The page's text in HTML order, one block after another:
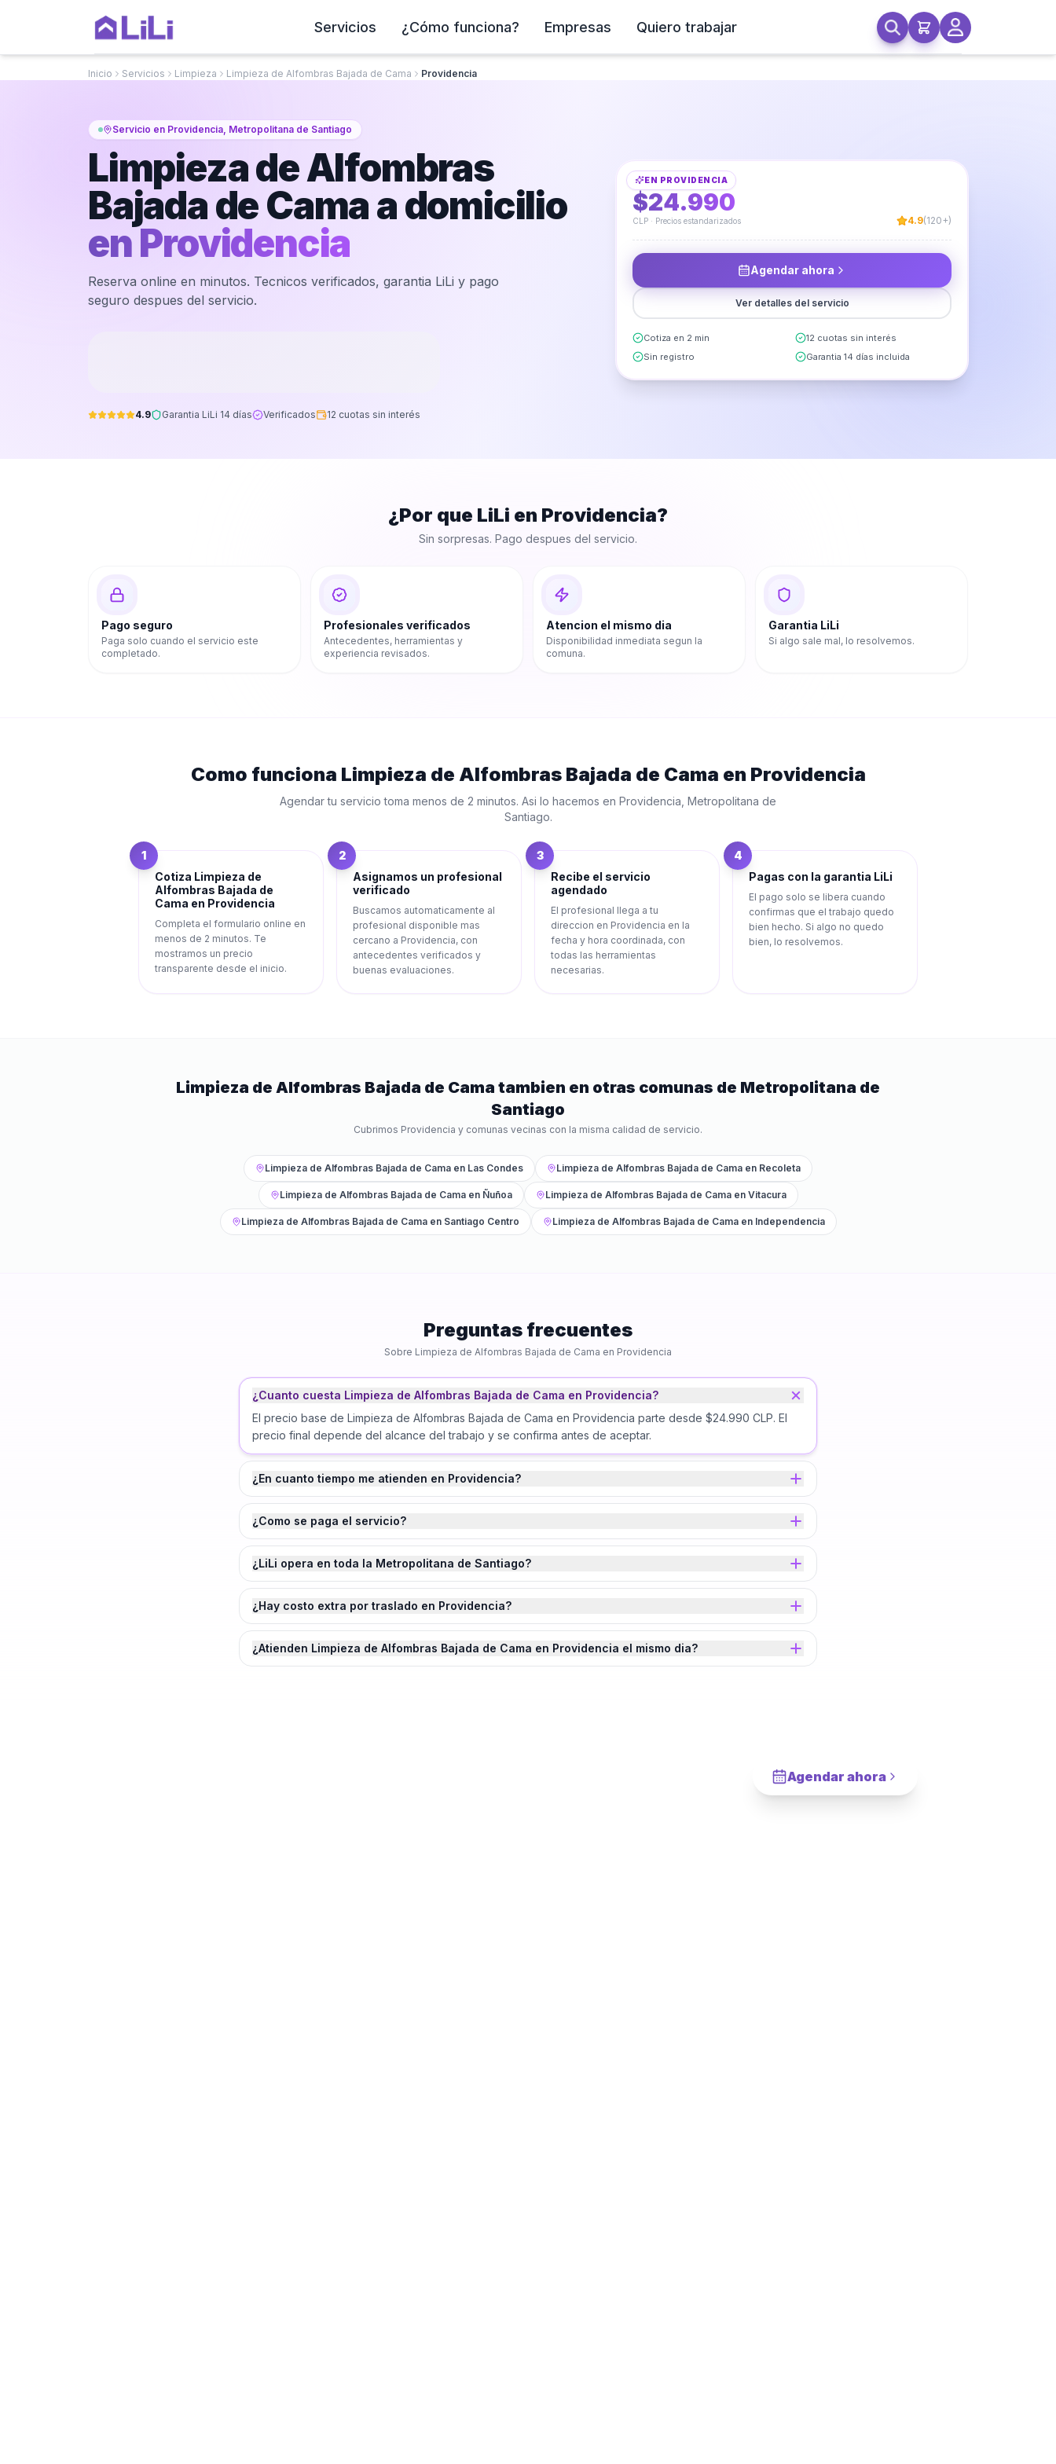
Servicios ¿Cómo funciona? Empresas Quiero trabajar
Inicio Servicios Limpieza Limpieza de Alfombras Bajada de Cama Providencia
Servicio en Providencia, Metropolitana de Santiago
Limpieza de Alfombras
Bajada de Cama a domicilio
enProvidencia
Reserva online en minutos. Tecnicos verificados, garantia LiLi y pago
seguro despues del servicio.
4.9 Garantia LiLi 14 días Verificados 12 cuotas sin interés
EN PROVIDENCIA
DESDE
$24.990
CLP · Precios estandarizados 4.9(120+)
Agendar ahora
Ver detalles del servicio
Cotiza en 2 min
12 cuotas sin interés
Sin registro
Garantia 14 días incluida
¿Por que LiLi en Providencia?
Sin sorpresas. Pago despues del servicio.
Pago seguro
Paga solo cuando el servicio este
completado.
Profesionales verificados
Antecedentes, herramientas y
experiencia revisados.
Atencion el mismo dia
Disponibilidad inmediata segun la
comuna.
Garantia LiLi
Si algo sale mal, lo resolvemos.
Como funciona Limpieza de Alfombras Bajada de Cama en Providencia
Agendar tu servicio toma menos de 2 minutos. Asi lo hacemos en Providencia Metropolitana de
Santiago.
1
Cotiza Limpieza de
Alfombras Bajada de
Cama en Providencia
Completa el formulario online en
menos de 2 minutos. Te
mostramos un precio
transparente desde el inicio.
2
Asignamos un profesional
verificado
Buscamos automaticamente al
profesional disponible mas
cercano a Providencia, con
antecedentes verificados y
buenas evaluaciones.
3
Recibe el servicio
agendado
El profesional llega a tu
direccion en Providencia en la
fecha y hora coordinada, con
todas las herramientas
necesarias.
4
Pagas con la garantia LiLi
El pago solo se libera cuando
confirmas que el trabajo quedo
bien hecho. Si algo no quedo
bien, lo resolvemos.
Limpieza de Alfombras Bajada de Cama tambien en otras comunas de Metropolitana de
Santiago
Cubrimos Providencia y comunas vecinas con la misma calidad de servicio.
Limpieza de Alfombras Bajada de Cama en Las Condes Limpieza de Alfombras Bajada de Cama en Recoleta
Limpieza de Alfombras Bajada de Camaen Ñuñoa Limpieza de Alfombras Bajada de Camaen Vitacura
Limpieza de Alfombras Bajada de Camaen Santiago Centro Limpieza de Alfombras Bajada de Camaen Independencia
Preguntas frecuentes
Sobre Limpieza de Alfombras Bajada de Cama en Providencia
¿Cuanto cuesta Limpieza de Alfombras Bajada de Cama en Providencia?
El precio base de Limpieza de Alfombras Bajada de Cama en Providencia parte desde $24.990 CLP. El
precio final depende del alcance del trabajo y se confirma antes de aceptar.
¿En cuanto tiempo me atienden en Providencia?
¿Como se paga el servicio?
¿LiLi opera en toda la Metropolitana de Santiago?
¿Hay costo extra por traslado en Providencia?
¿Atienden Limpieza de Alfombras Bajada de Cama en Providencia el mismo dia?
Agendar ahora